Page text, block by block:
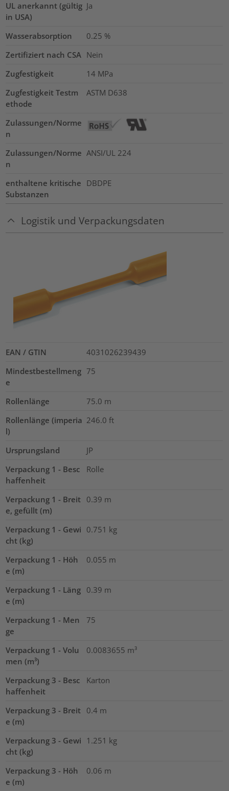
UL anerkannt (gültig
in USA)
Ja
Wasserabsorption 0.25 %
Zertifiziert nach CSA Nein
Zugfestigkeit
14 MPa
Zugfestigkeit Testm
ethode
ASTM D638
Zulassungen/Norme
n
Zulassungen/Norme
n
ANSI/UL 224
enthaltene kritische
Substanzen
DBDPE
Logistik und Verpackungsdaten
EAN / GTIN
4031026239439
Mindestbestellmeng
e
75
Rollenlänge 75.0 m
Rollenlänge (imperia
l)
246.0 ft
Ursprungsland
JP
Verpackung 1 - Besc
haffenheit
Rolle
Verpackung 1 - Breit
e, gefüllt (m)
0.39 m
Verpackung 1 - Gewi
cht (kg)
0.751 kg
Verpackung 1 - Höh
e (m)
0.055 m
Verpackung 1 - Läng
e (m)
0.39 m
Verpackung 1 - Men
ge
75
Verpackung 1 - Volu
men (m³)
0.0083655 m³
Verpackung 3 - Besc
haffenheit
Karton
Verpackung 3 - Breit
e (m)
0.4 m
Verpackung 3 - Gewi
cht (kg)
1.251 kg
Verpackung 3 - Höh
e (m)
0.06 m